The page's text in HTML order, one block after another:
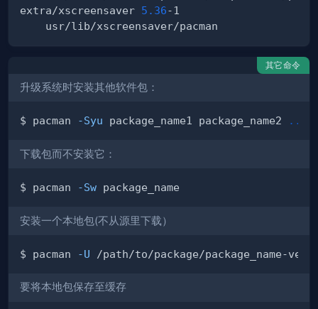
extra/xscreensaver 5.36
其它命令
升级系统时安装其他软件包：
$ pacman -Syu package_name1 package_name2 ..
下载包而不安装它：
$ pacman -Sw
安装一个本地包(不从源里下载）
$ pacman -U
要将本地包保存至缓存